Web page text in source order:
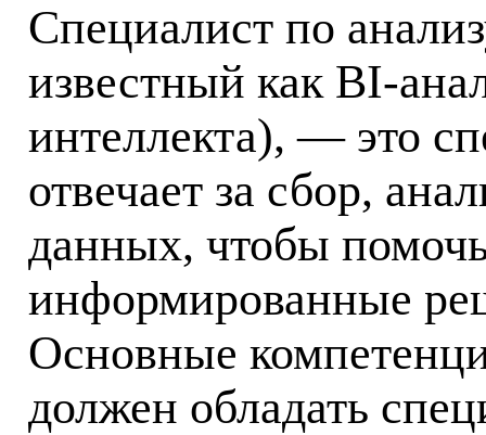
Специалист по
известный как BI-
интеллекта), — это
отвечает за сбор,
данных, чтобы
информированные
Основные
должен обладать